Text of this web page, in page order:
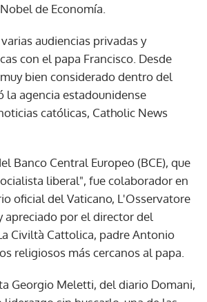
de Economía.
audiencias privadas y
con el papa Francisco. Desde
bien considerado dentro del
la agencia estadounidense
católicas, Catholic News
Banco Central Europeo (BCE), que
liberal", fue colaborador en
oficial del Vaticano, L'Osservatore
apreciado por el director del
Civiltà Cattolica, padre Antonio
religiosos más cercanos al papa.
Georgio Meletti, del diario Domani,